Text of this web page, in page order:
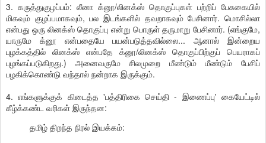
3. கருத்துகுழப்பம்: லீனா க்னூ/லினக்ஸ் தொகுப்புகள் பற்றிப் பேசுகையில்
மிகவும் குழப்பமாகவும், பல இடங்களில் தவறாகவும் பேசினார். மொசில்லா
என்பது ஒரு லினக்ஸ் தொகுப்பு என்று பொருள் தருமாறு பேசினார். (எங்குமே,
யாருமே க்னூ என்பதையே பயன்படுத்தவில்லை... ஆனால் இன்றைய
புழக்கத்தில் லினக்ஸ் என்பதே க்னூ/லினக்ஸ் தொகுப்பிற்குப் பெயராகப்
புழங்கப்படுகிறது.) அனைவருமே சிலமுறை மீண்டும் மீண்டும் பேசிப்
பழகிக்கொண்டு வந்தால் நன்றாக இருக்கும்.
4. எங்களுக்குக் கிடைத்த 'பத்திரிகை செய்தி - இணைப்பு' கையேட்டில்
கீழ்க்கண்ட வரிகள் இருந்தன:
தமிழ் திறந்த நிரல் இயக்கம்: